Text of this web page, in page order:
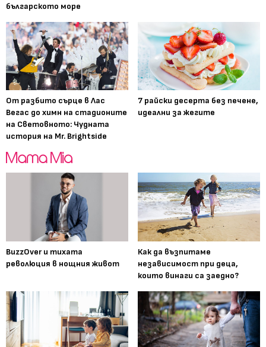
българското море
От разбито сърце в Лас
Вегас до химн на стадионите
на Световното: Чудната
история на Mr. Brightside
7 райски десерта без печене,
идеални за жегите
BuzzOver и тихата
революция в нощния живот
Как да възпитаме
независимост при деца,
които винаги са заедно?